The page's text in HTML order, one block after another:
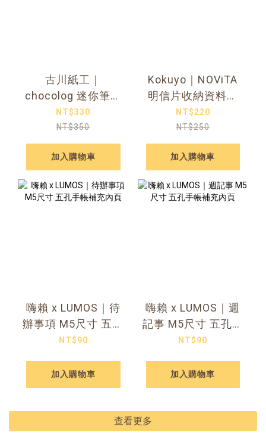
古川紙工｜
chocolog 迷你筆記
本吊飾
NT$330
NT$350
加入購物車
Kokuyo｜NOViTA
明信片收納資料夾
多款顏色可選
NT$220
NT$250
加入購物車
嗨賴 x LUMOS｜待
辦事項 M5尺寸 五孔
手帳補充內頁
NT$90
加入購物車
嗨賴 x LUMOS｜週
記事 M5尺寸 五孔手
帳補充內頁
NT$90
加入購物車
查看更多